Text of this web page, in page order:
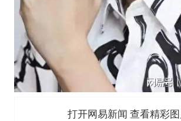
打开网易新闻 查看精彩